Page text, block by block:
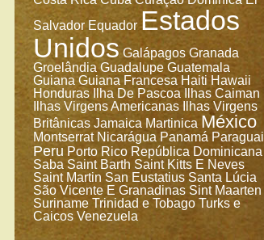
Salvador Equador Estados
Unidos Galápagos Granada
Groelândia Guadalupe Guatemala
Guiana Guiana Francesa Haiti Hawaii
Honduras Ilha De Pascoa Ilhas Caiman
Ilhas Virgens Americanas
Ilhas Virgens
Britânicas Jamaica Martinica México
Montserrat Nicarágua Panamá Paraguai
Peru Porto Rico República Dominicana
Saba Saint Barth Saint Kitts E Neves
Saint Martin San Eustatius Santa Lúcia
São Vicente E Granadinas Sint Maarten
Suriname Trinidad e Tobago Turks e
Caicos Venezuela